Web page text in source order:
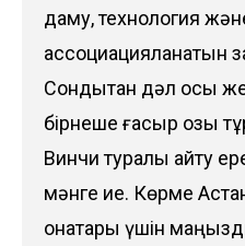
даму, технология
ассоциацияланатын
Сондықтан дәл осы
бірнеше ғасыр озық
Винчи туралы айту
мәнге ие. Көрме
қонақтары үшін